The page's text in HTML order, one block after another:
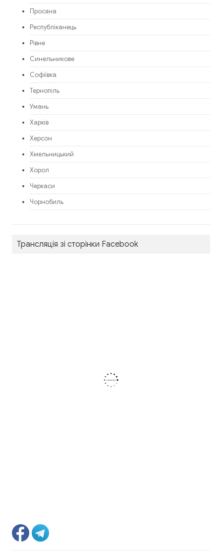
Просяна
Республіканець
Рівне
Синельникове
Софіївка
Тернопіль
Умань
Харків
Херсон
Хмельницький
Хорол
Черкаси
Чорнобиль
Трансляція зі сторінки Facebook